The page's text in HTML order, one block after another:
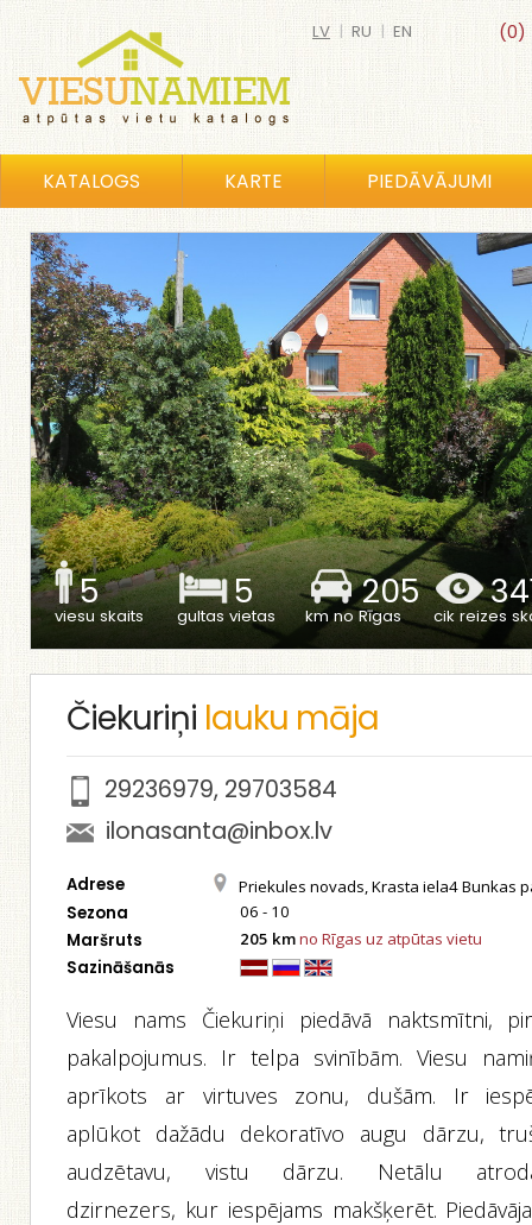
(0)
LV | RU | EN
KATALOGS KARTE PIEDĀVĀJUMI
5
viesu skaits
5
gultas vietas
205
km no Rīgas cik reizes
Čiekuriņi lauku māja
29236979, 29703584
ilonasanta@inbox.lv
Adrese Priekules novads, Krasta iela4 Bunkas
Sezona 06 - 10
Maršruts 205 kmno Rīgas uz atpūtas vietu
Sazināšanās
Viesu nams Čiekuriņi piedāvā naktsmītni,
pakalpojumus. Ir telpa svinībām. Viesu
aprīkots ar virtuves zonu, dušām. Ir
aplūkot dažādu dekoratīvo augu dārzu,
audzētavu, vistu dārzu. Netālu
dzirnezers, kur iespējams makšķerēt.